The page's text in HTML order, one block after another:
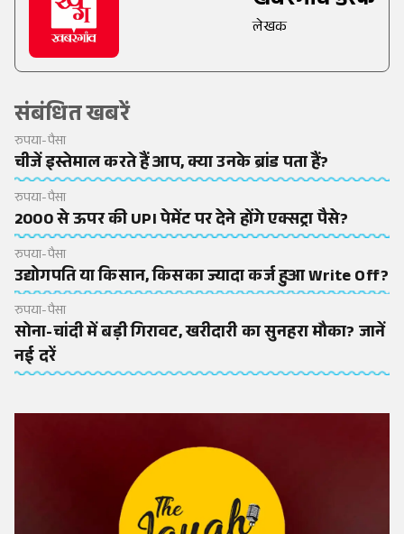
लेखक
संबंधित खबरें
रुपया-पैसा
चीजें इस्तेमाल करते हैं आप, क्या उनके ब्रांड पता हैं?
रुपया-पैसा
2000 से ऊपर की UPI पेमेंट पर देने होंगे एक्सट्रा पैसे?
रुपया-पैसा
उद्योगपति या किसान, किसका ज्यादा कर्ज हुआ Write Off?
रुपया-पैसा
सोना-चांदी में बड़ी गिरावट, खरीदारी का सुनहरा मौका? जानें
नई दरें